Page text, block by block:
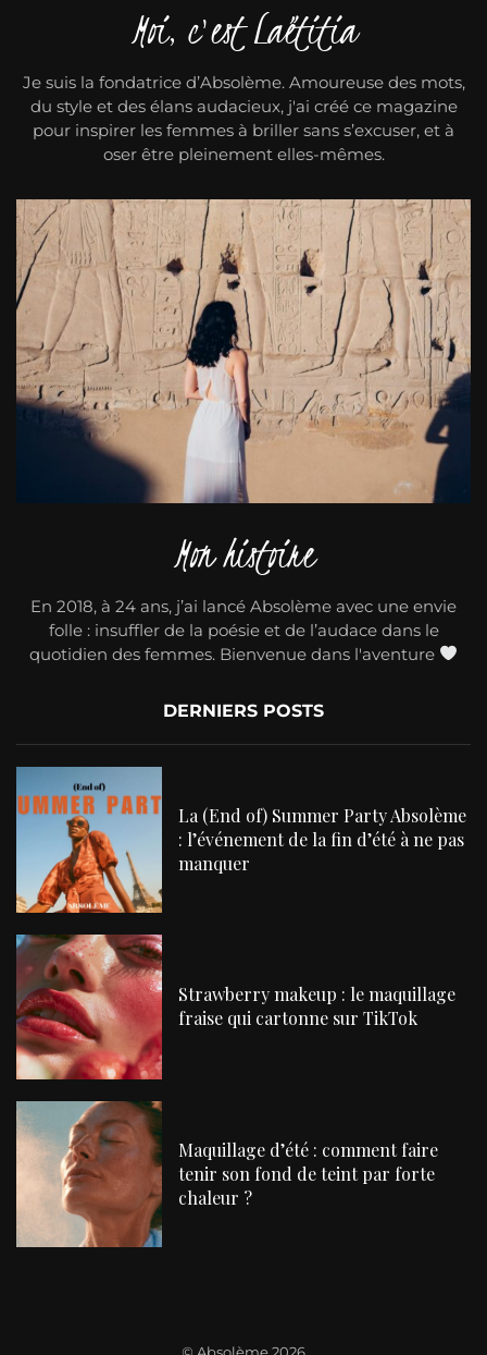
Moi, c'est Laëtitia
Je suis la fondatrice d’Absolème. Amoureuse des mots,
du style et des élans audacieux, j'ai créé ce magazine
pour inspirer les femmes à briller sans s’excuser, et à
oser être pleinement elles-mêmes.
Mon histoire
En 2018, à 24 ans, j’ai lancé Absolème avec une envie
folle : insuffler de la poésie et de l’audace dans le
quotidien des femmes. Bienvenue dans l'aventure
DERNIERS POSTS
La (End of) Summer Party Absolème
: l’événement de la fin d’été à ne pas
manquer
Strawberry makeup : le maquillage
fraise qui cartonne sur TikTok
Maquillage d’été : comment faire
tenir son fond de teint par forte
chaleur ?